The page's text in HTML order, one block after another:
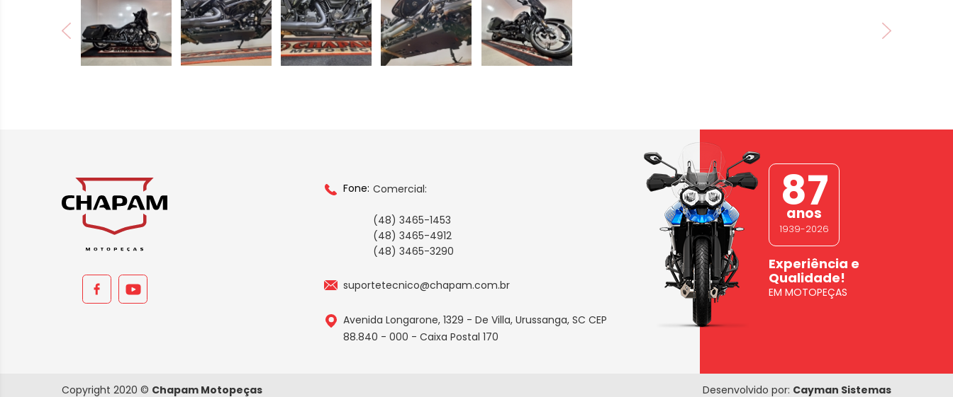
Fone: Comercial:
(48) 3465-1453
(48) 3465-4912
(48) 3465-3290
suportetecnico@chapam.com.br
Avenida Longarone, 1329 - De Villa, Urussanga, SC CEP
88.840 - 000 - Caixa Postal 170
87
anos
1939-2026
Experiência e
Qualidade!
EM MOTOPEÇAS
Copyright 2020 © Chapam Motopeças Desenvolvido por: Cayman Sistemas